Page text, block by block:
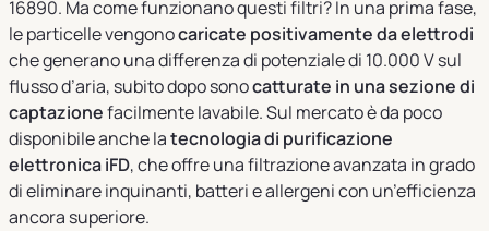
16890. Ma come funzionano questi filtri? In una prima fase,
le particelle vengonocaricate positivamente da elettrodi
che generano una differenza di potenziale di 10.000 V sul
flusso d’aria, subito dopo sonocatturate in una sezione di
captazionefacilmente lavabile. Sul mercato è da poco
disponibile anche latecnologia di purificazione
elettronica iFD, che offre una filtrazione avanzata in grado
di eliminare inquinanti, batteri e allergeni con un’efficienza
ancora superiore.